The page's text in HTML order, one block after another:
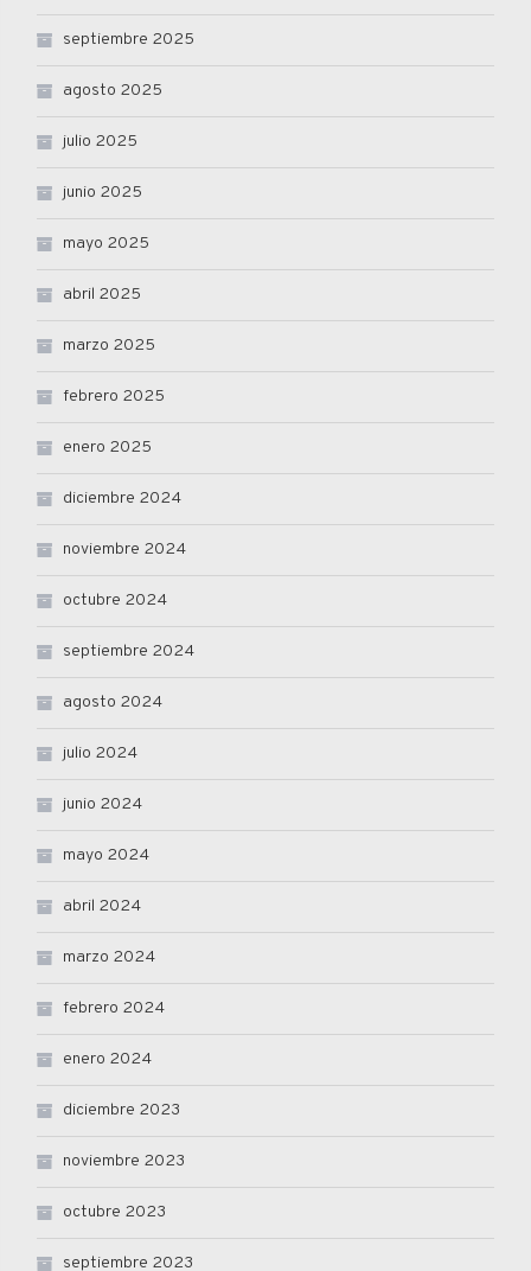
septiembre 2025
agosto 2025
julio 2025
junio 2025
mayo 2025
abril 2025
marzo 2025
febrero 2025
enero 2025
diciembre 2024
noviembre 2024
octubre 2024
septiembre 2024
agosto 2024
julio 2024
junio 2024
mayo 2024
abril 2024
marzo 2024
febrero 2024
enero 2024
diciembre 2023
noviembre 2023
octubre 2023
septiembre 2023